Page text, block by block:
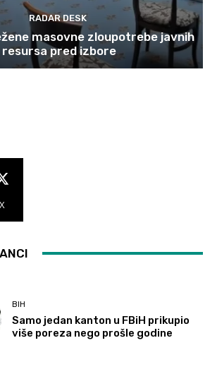
RADAR DESK
masovne zloupotrebe javnih
resursa pred izbore
X
BIH
Samo jedan kanton u FBiH prikupio
više poreza nego prošle godine